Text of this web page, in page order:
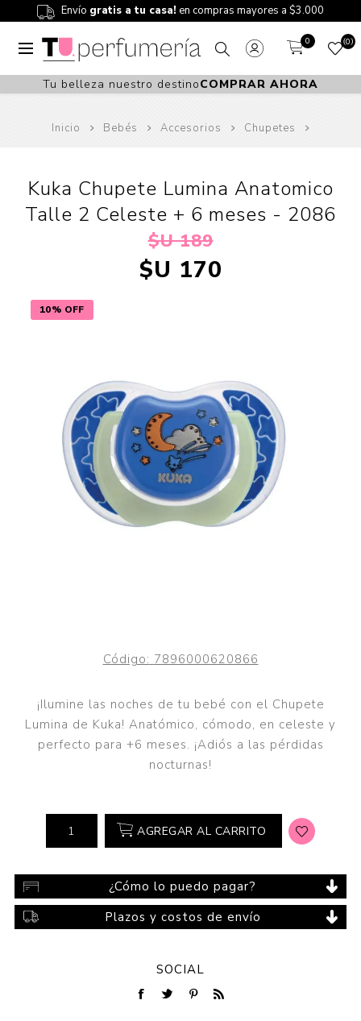
Envío gratis a tu casa! en compras mayores a $3.000
0 0
Tu belleza nuestro destinoCOMPRAR AHORA
Inicio Bebés Accesorios Chupetes
10% OFF
Kuka Chupete Lumina Anatomico
Talle 2 Celeste + 6 meses - 2086
$U 189
$U 170
Código: 7896000620866
¡Ilumine las noches de tu bebé con el Chupete
Lumina de Kuka! Anatómico, cómodo, en celeste y
perfecto para +6 meses. ¡Adiós a las pérdidas
nocturnas!
AGREGAR AL CARRITO
¿Cómo lo puedo pagar?
Plazos y costos de envío
SOCIAL